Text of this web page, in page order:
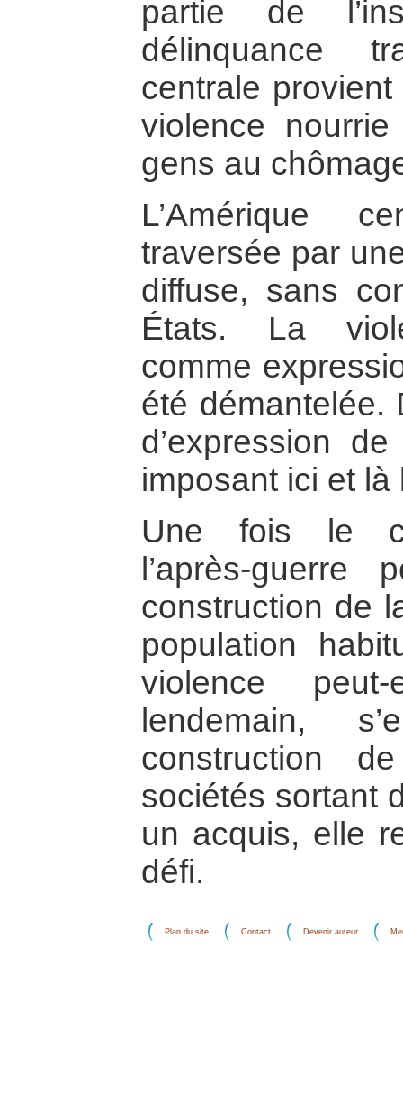
partie de
délinquance
centrale
violence
gens au
L’Amérique
traversée par
diffuse, sans
États. La
comme
été démantelée.
d’expression
imposant ici et
Une fois le
l’après-
construction de
population
violence
lendemain,
construction
sociétés sortant
un acquis, elle
défi.
Plan du site Contact Devenir auteur